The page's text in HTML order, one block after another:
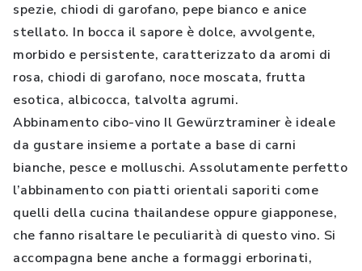
spezie, chiodi di garofano, pepe bianco e anice
stellato. In bocca il sapore è dolce, avvolgente,
morbido e persistente, caratterizzato da aromi di
rosa, chiodi di garofano, noce moscata, frutta
esotica, albicocca, talvolta agrumi.
Abbinamento cibo-vino Il Gewürztraminer è ideale
da gustare insieme a portate a base di carni
bianche, pesce e molluschi. Assolutamente perfetto
l’abbinamento con piatti orientali saporiti come
quelli della cucina thailandese oppure giapponese,
che fanno risaltare le peculiarità di questo vino. Si
accompagna bene anche a formaggi erborinati,